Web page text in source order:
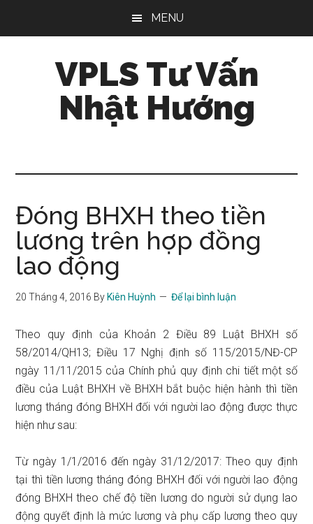
MENU
VPLS Tư Vấn
Nhật Hướng
Đóng BHXH theo tiền
lương trên hợp đồng
lao động
20 Tháng 4, 2016 By Kiên Huỳnh Để lại bình luận
Theo quy định của Khoản 2 Điều 89 Luật BHXH số
58/2014/QH13; Điều 17 Nghị định số 115/2015/NĐ-CP
ngày 11/11/2015 của Chính phủ quy định chi tiết một số
điều của Luật BHXH về BHXH bắt buộc hiện hành thì tiền
lương tháng đóng BHXH đối với người lao động được thực
hiện như sau:
Từ ngày 1/1/2016 đến ngày 31/12/2017: Theo quy định
tại thì tiền lương tháng đóng BHXH đối với người lao động
đóng BHXH theo chế độ tiền lương do người sử dụng lao
động quyết định là mức lương và phụ cấp lương theo quy